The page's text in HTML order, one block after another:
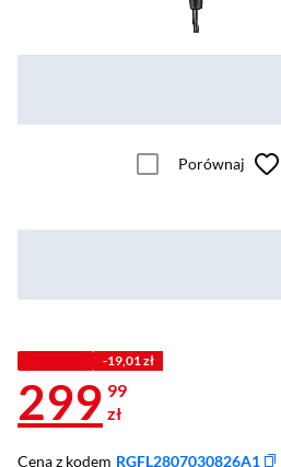
Porównaj
-19,01 zł
299 99
zł
Cena z kodem RGFL2807030826A1